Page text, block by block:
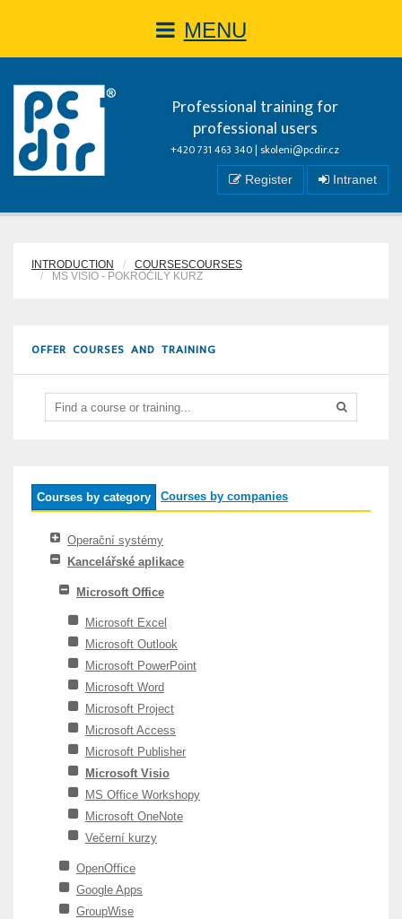
MENU
Professional training for
professional users
+420 731 463 340 | skoleni@pcdir.cz
Register Intranet
INTRODUCTION
COURSESCOURSES
MS VISIO - POKROČILÝ KURZ
OFFER COURSES AND TRAINING
Courses by category Courses by companies
Operační systémy
Kancelářské aplikace
Microsoft Office
Microsoft Excel
Microsoft Outlook
Microsoft PowerPoint
Microsoft Word
Microsoft Project
Microsoft Access
Microsoft Publisher
Microsoft Visio
MS Office Workshopy
Microsoft OneNote
Večerní kurzy
OpenOffice
Google Apps
GroupWise